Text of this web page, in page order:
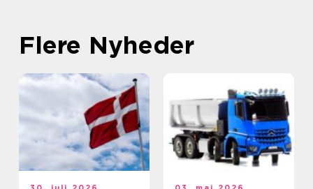
Flere Nyheder